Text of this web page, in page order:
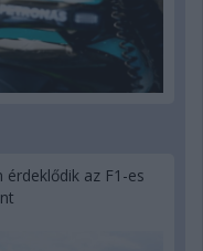
az F1-es